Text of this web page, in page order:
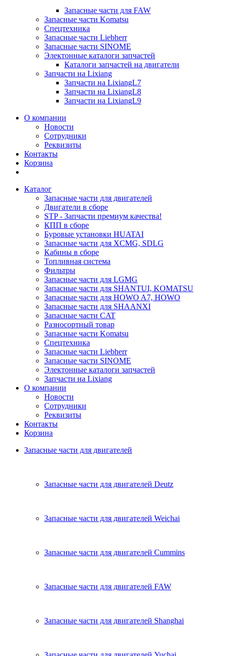
Запасные части для FAW
Запасные части Komatsu
Спецтехника
Запасные части Liebherr
Запасные части SINOME
Электонные каталоги запчастей
Каталоги запчастей на двигатели
Запчасти на Lixiang
Запчасти на LixiangL7
Запчасти на LixiangL8
Запчасти на LixiangL9
О компании
Новости
Сотрудники
Реквизиты
Контакты
Корзина
Каталог
Запасные части для двигателей
Двигатели в сборе
STP - Запчасти премиум качества!
КПП в сборе
Буровые установки HUATAI
Запасные части для XCMG, SDLG
Кабины в сборе
Топливная система
Фильтры
Запасные части для LGMG
Запасные части для SHANTUI, KOMATSU
Запасные части для HOWO A7, HOWO
Запасные части для SHAANXI
Запасные части CAT
Разносортный товар
Запасные части Komatsu
Спецтехника
Запасные части Liebherr
Запасные части SINOME
Электонные каталоги запчастей
Запчасти на Lixiang
О компании
Новости
Сотрудники
Реквизиты
Контакты
Корзина
Запасные части для двигателей
Запасные части для двигателей Deutz
Запасные части для двигателей Weichai
Запасные части для двигателей Cummins
Запасные части для двигателей FAW
Запасные части для двигателей Shanghai